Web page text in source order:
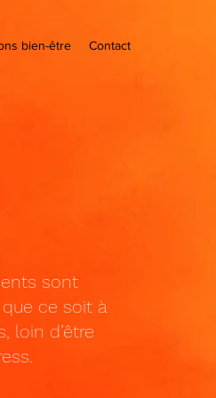
bien-être Contact
sont
ce soit à
loin d’être